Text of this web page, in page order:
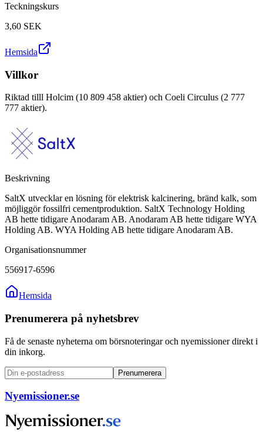
Teckningskurs
3,60 SEK
Hemsida
Villkor
Riktad tilll Holcim (10 809 458 aktier) och Coeli Circulus (2 777
777 aktier).
Beskrivning
SaltX utvecklar en lösning för elektrisk kalcinering, bränd kalk, som
möjliggör fossilfri cementproduktion. SaltX Technology Holding
AB hette tidigare Anodaram AB. Anodaram AB hette tidigare WYA
Holding AB. WYA Holding AB hette tidigare Anodaram AB.
Organisationsnummer
556917-6596
Hemsida
Prenumerera på nyhetsbrev
Få de senaste nyheterna om börsnoteringar och nyemissioner direkt i
din inkorg.
Prenumerera
Nyemissioner.se